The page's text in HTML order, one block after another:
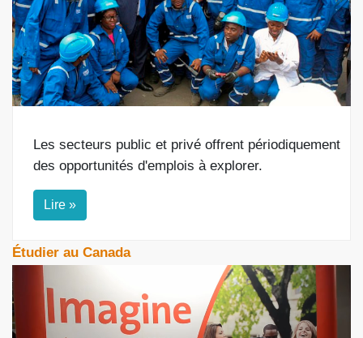
Les secteurs public et privé offrent périodiquement
des opportunités d'emplois à explorer.
Lire »
Étudier au Canada